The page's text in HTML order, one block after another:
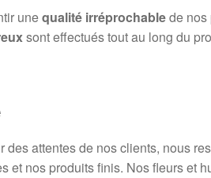
unequalité irréprochablede nos
sont effectués tout au long du
des attentes de nos clients, nous
et nos produits finis. Nos fleurs et